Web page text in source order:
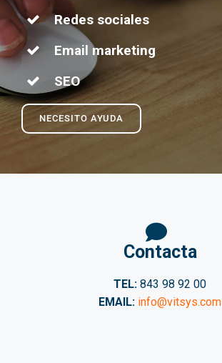
Redes sociales
Email marketing
SEO
NECESITO AYUDA
Contacta
TEL: 843 98 92 00
EMAIL: info@vitsys.com